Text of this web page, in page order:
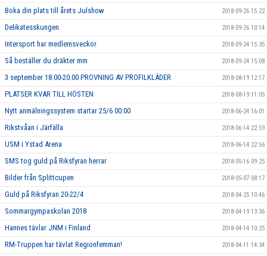
Boka din plats till årets Julshow 2018-09-26 15:22
Delikatesskungen 2018-09-26 10:14
Intersport har medlemsveckor 2018-09-24 15:35
Så beställer du dräkter mm 2018-09-24 15:08
3 september 18.00-20.00 PROVNING AV PROFILKLÄDER 2018-08-19 12:17
PLATSER KVAR TILL HÖSTEN 2018-08-19 11:05
Nytt anmälningssystem startar 25/6 00:00 2018-06-24 16:01
Rikstvåan i Järfälla 2018-06-14 22:59
USM i Ystad Arena 2018-06-14 22:56
SMS tog guld på Riksfyran herrar 2018-05-16 09:25
Bilder från Splittcupen 2018-05-07 08:17
Guld på Riksfyran 20-22/4 2018-04-25 10:46
Sommargympaskolan 2018 2018-04-19 13:36
Hannes tävlar JNM i Finland 2018-04-14 10:25
RM-Truppen har tävlat Regionfemman! 2018-04-11 14:34